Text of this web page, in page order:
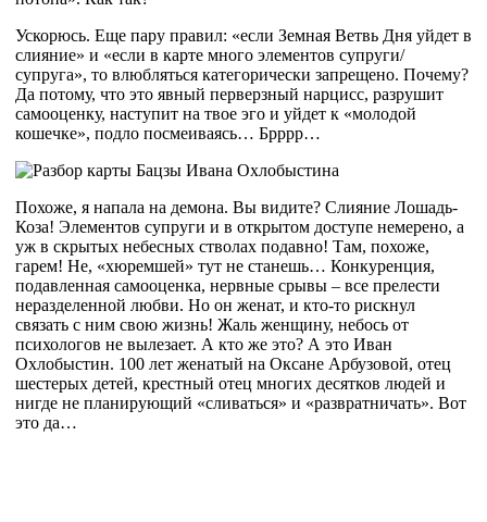
Ускорюсь. Еще пару правил: «если Земная Ветвь Дня уйдет в
слияние» и «если в карте много элементов супруги/
супруга», то влюбляться категорически запрещено. Почему?
Да потому, что это явный перверзный нарцисс, разрушит
самооценку, наступит на твое эго и уйдет к «молодой
кошечке», подло посмеиваясь… Брррр…
Похоже, я напала на демона. Вы видите? Слияние Лошадь-
Коза! Элементов супруги и в открытом доступе немерено, а
уж в скрытых небесных стволах подавно! Там, похоже,
гарем! Не, «хюремшей» тут не станешь… Конкуренция,
подавленная самооценка, нервные срывы – все прелести
неразделенной любви. Но он женат, и кто-то рискнул
связать с ним свою жизнь! Жаль женщину, небось от
психологов не вылезает. А кто же это? А это Иван
Охлобыстин. 100 лет женатый на Оксане Арбузовой, отец
шестерых детей, крестный отец многих десятков людей и
нигде не планирующий «сливаться» и «развратничать». Вот
это да…